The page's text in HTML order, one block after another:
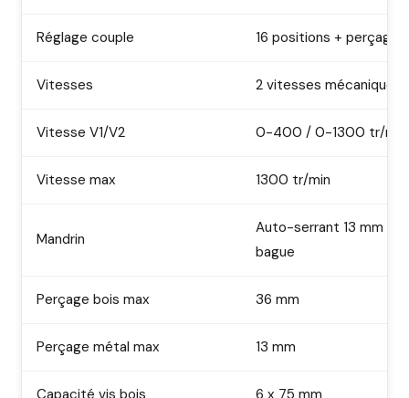
Réglage couple 16 positions + perçage
Vitesses 2 vitesses mécaniques
Vitesse V1/V2 0-400 / 0-1300 tr/min
Vitesse max 1300 tr/min
Mandrin
Auto-serrant 13 mm
bague
Perçage bois max 36 mm
Perçage métal max 13 mm
Capacité vis bois 6 x 75 mm